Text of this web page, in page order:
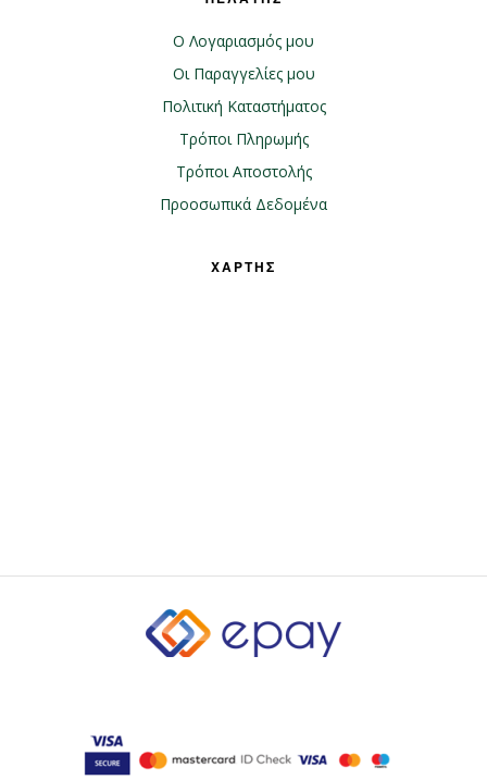
Ο Λογαριασμός μου
Οι Παραγγελίες μου
Πολιτική Καταστήματος
Τρόποι Πληρωμής
Τρόποι Αποστολής
Προοσωπικά Δεδομένα
ΧΑΡΤΗΣ